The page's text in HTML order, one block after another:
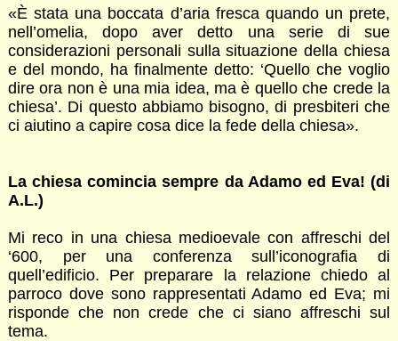
«È stata una boccata d’aria fresca quando un prete,
nell’omelia, dopo aver detto una serie di sue
considerazioni personali sulla situazione della chiesa
e del mondo, ha finalmente detto: ‘Quello che voglio
dire ora non è una mia idea, ma è quello che crede la
chiesa’. Di questo abbiamo bisogno, di presbiteri che
ci aiutino a capire cosa dice la fede della chiesa».
La chiesa comincia sempre da Adamo ed Eva! (di
A.L.)
Mi reco in una chiesa medioevale con affreschi del
‘600, per una conferenza sull’iconografia di
quell’edificio. Per preparare la relazione chiedo al
parroco dove sono rappresentati Adamo ed Eva; mi
risponde che non crede che ci siano affreschi sul
tema.